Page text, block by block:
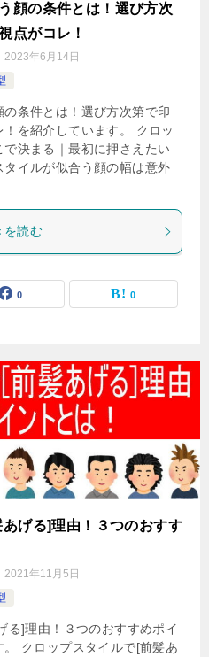
顔の条件とは！選び方次
点がコレ！
2023年6月14日
条件とは！選び方次第で印
を紹介しています。 クロッ
決まる｜最初に押さえたい
イルが似合う顔の幅は意外
を読む
0 0
げる]理由！３つのおすす
2021年11月5日
る]理由！３つのおすすめポイ
クロップスタイルで[前髪あ